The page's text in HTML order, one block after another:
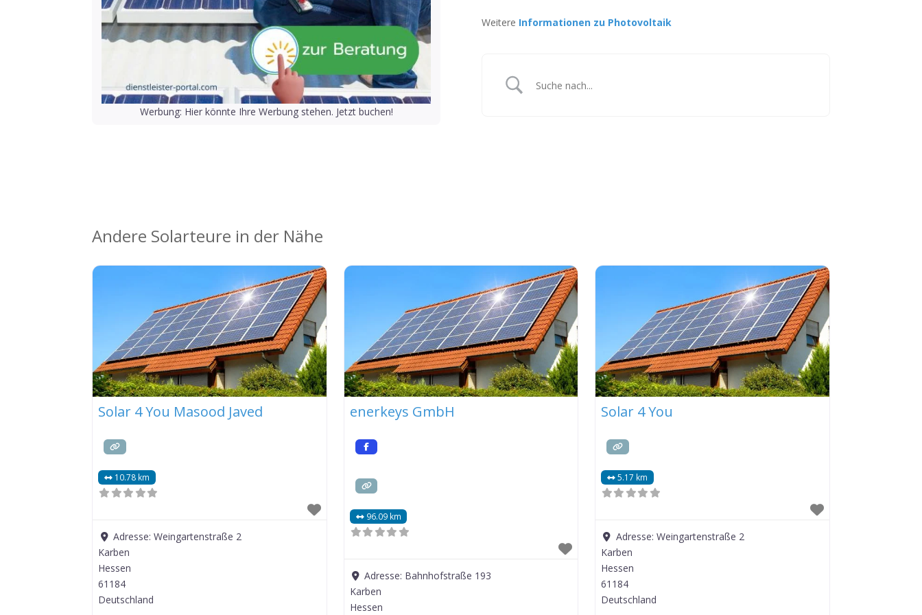
Werbung: Hier könnte Ihre Werbung stehen. Jetzt buchen!
Weitere Informationen zu Photovoltaik
Andere Solarteure in der Nähe
Solar 4 You Masood Javed
10.78 km
Adresse: Weingartenstraße 2
Karben
Hessen
61184
Deutschland
enerkeys GmbH
96.09 km
Adresse: Bahnhofstraße 193
Karben
Hessen
Solar 4 You
5.17 km
Adresse: Weingartenstraße 2
Karben
Hessen
61184
Deutschland